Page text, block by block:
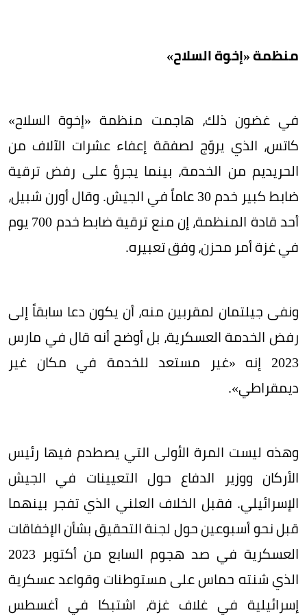
منظمة «إخوة السلاح»
في غضون ذلك، هاجمت منظمة «إخوة السلاح»
كاتس، الذي يروّج لصفقة إعفاء عشرات الآلاف من
الحريديم من الخدمة، بينما يجرؤ على رفض ترقية
ضابط كبير خدم 30 عاماً في الجيش. وقال أورن شبيل،
أحد قادة المنظمة، إن منع ترقية ضابط خدم 700 يوم
في غزة أمر محزن، وفق تعبيره.
ونفى جيلتمان لمقربين منه، أن يكون دعا سابقاً إلى
رفض الخدمة العسكرية، بل أوضح أنه قال في مارس
2023 إنه «غير مستعد للخدمة في مكان غير
ديمقراطي».
وهذه ليست المرة الأولى التي يصطدم فيها رئيس
الأركان ووزير الدفاع حول التعيينات في الجيش
الإسرائيلي. فقبل الخلاف العلني الذي تفجر بينهما
قبل نحو أسبوعين حول لجنة التحقيق بشأن الإخفاقات
العسكرية في صد هجوم السابع من أكتوبر 2023
الذي شنته حماس على مستوطنات وقواعد عسكرية
إسرائيلية في غلاف غزة، اشتبكا في أغسطس